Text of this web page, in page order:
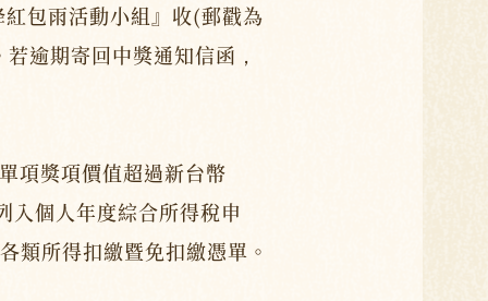
包雨活動小組』收(郵戳為
逾期寄回中獎通知信函，
項獎項價值超過新台幣
入個人年度綜合所得稅申
類所得扣繳暨免扣繳憑單。